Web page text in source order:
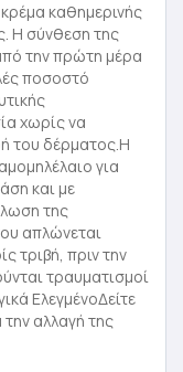
καθημερινής
Η σύνθεση της
την πρώτη μέρα
ποσοστό
χωρίς να
του δέρματος.Η
για
και με
της
απλώνεται
τριβή, πριν την
τραυματισμοί
ΕλεγμένοΔείτε
αλλαγή της